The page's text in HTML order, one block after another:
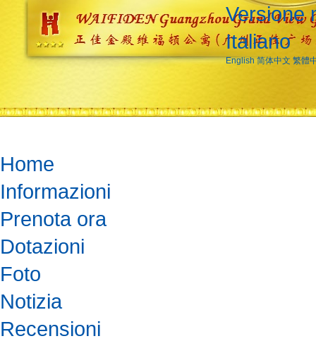
Versione
Italiano
English 简体中文 繁體
Home
Informazioni
Prenota ora
Dotazioni
Foto
Notizia
Recensioni